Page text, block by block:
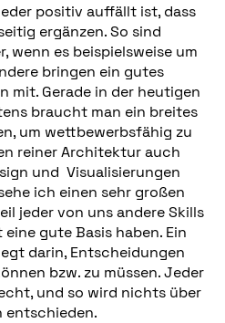
positiv auffällt ist, dass
ergänzen. So sind
wenn es beispielsweise um
bringen ein gutes
mit. Gerade in der heutigen
braucht man ein breites
um wettbewerbsfähig zu
reiner Architektur auch
und Visualisierungen
ich einen sehr großen
jeder von uns andere Skills
gute Basis haben. Ein
darin, Entscheidungen
bzw. zu müssen. Jeder
und so wird nichts über
entschieden.